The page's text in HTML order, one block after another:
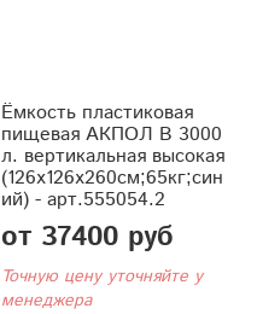
Ёмкость пластиковая
пищевая АКПОЛ В 3000
л. вертикальная высокая
(126x126x260см;65кг;син
ий) - арт.555054.2
от 37400 руб
Точную цену уточняйте у
менеджера